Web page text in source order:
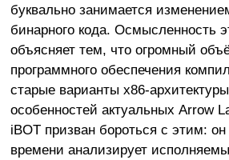
буквально занимается
бинарного кода. Осмысленность
объясняет тем, что огромный
программного обеспечения
старые варианты x86-
особенностей актуальных Arrow
iBOT призван бороться с этим:
времени анализирует